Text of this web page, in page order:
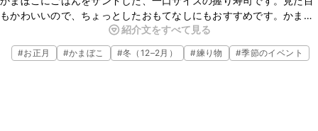
もかわいいので、ちょっとしたおもてなしにもおすすめです。かまぼ
この弾力とゴマのザクザクとした食感が楽しい一品です。お酒のおつ
まみにもぴったりです。
紹介文をすべて見る
#お正月 #かまぼこ #冬（12–2月） #練り物 #季節のイベント